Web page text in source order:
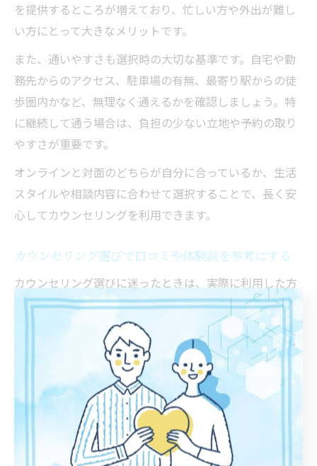
を提供するところが増えており、忙しい方や外出が難し
い方にとって大きなメリットです。
また、通いやすさも選択時の大切な基準です。自宅や勤
務先からのアクセス、駐車場の有無、最寄り駅からの徒
歩圏内かなど、無理なく通えるかを確認しましょう。特
に継続して通う場合は、負担の少ない立地や予約の取り
やすさが重要です。
オンラインと対面のどちらが自分に合っているか、生活
スタイルや相談内容に合わせて選択することで、長く安
心してカウンセリングを利用できます。
カウンセリング選びで口コミや体験談を参考にする
カウンセリング選びに迷ったときは、実際に利用した方
の口コミや体験談を参考にするのも有効な方法です。茨
城県水戸市のカウンセリング施設の公式サイトや口コミ
サイト、SNSなどで利用者の声をチェックしましょう。
口コミや体験談には、カウンセラーの対応、相談の流
れ、施設の雰囲気、サービス内容など、実際の利用者し
か分からない情報が多く含まれています。良い評価だけ
でなく、改善点や注意点も確認することで、より客観的
に選択肢を比較できます。